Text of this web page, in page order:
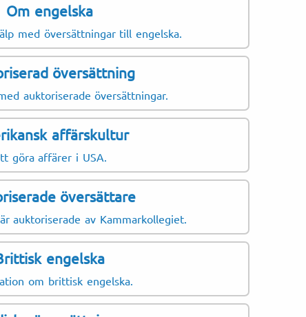
översätter:
Om engelska
med översättningar till engelska.
översättning
auktoriserade översättningar.
affärskultur
göra affärer i USA.
översättare
auktoriserade av Kammarkollegiet.
engelska
om brittisk engelska.